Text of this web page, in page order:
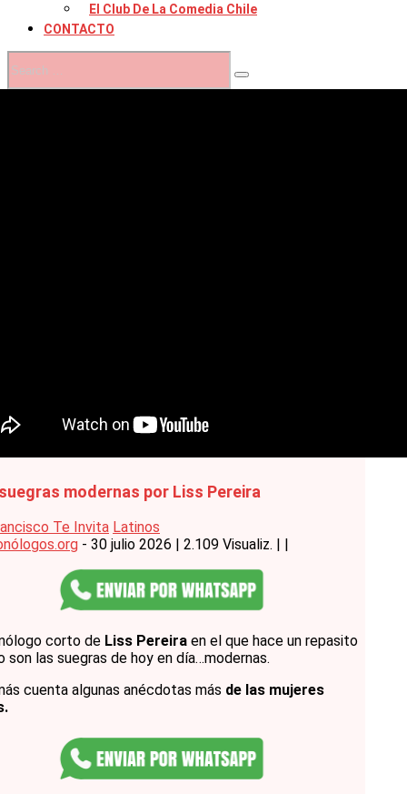
El Club De La Comedia Chile
CONTACTO
modernas por Liss Pereira
Te Invita Latinos
- 30 julio 2026 | 2.109 Visualiz. | |
corto de Liss Pereira en el que hace un repasito
son las suegras de hoy en día…modernas.
cuenta algunas anécdotas más de las mujeres